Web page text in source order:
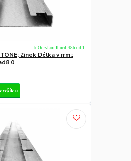
Zinek Délka v mm::
0
k Odeslání Ihned-48h od 1